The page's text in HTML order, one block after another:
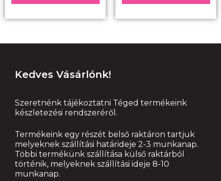
Kedves Vásárlónk!
Szeretnénk tájékoztatni Téged termékeink
készletezési rendszeréről.
Termékeink egy részét belső raktáron tartjuk
melyeknek szállítási határideje 2-3 munkanap.
Többi termékünk szállítása külső raktárból
történik, melyeknek szállítási ideje 8-10
munkanap.